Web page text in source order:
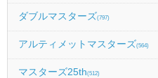
ダブルマスターズ(797)
アルティメットマスターズ(564)
マスターズ25th(512)